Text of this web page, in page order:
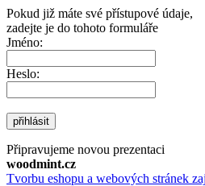
Pokud již máte své přístupové údaje,
zadejte je do tohoto formuláře
Jméno:
Heslo:
přihlásit
Připravujeme novou prezentaci
woodmint.cz
Tvorbu eshopu a webových stránek